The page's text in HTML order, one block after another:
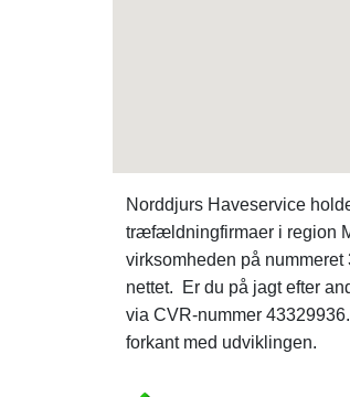
Norddjurs Haveservice
træfældningfirmaer i region
virksomheden på
nettet. Er du på jagt efter
via CVR-nummer
forkant med udviklingen.